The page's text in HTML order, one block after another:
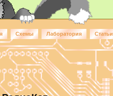
Схемы Лаборатория Статьи